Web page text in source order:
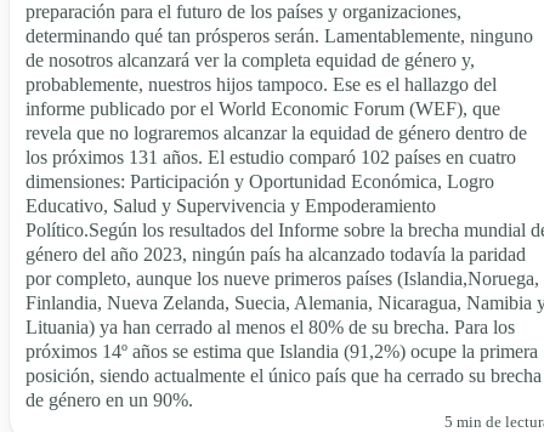
preparación para el futuro de los países y organizaciones,
determinando qué tan prósperos serán. Lamentablemente, ninguno
de nosotros alcanzará ver la completa equidad de género y,
probablemente, nuestros hijos tampoco. Ese es el hallazgo del
informe publicado por el World Economic Forum (WEF), que
revela que no lograremos alcanzar la equidad de género dentro de
los próximos 131 años. El estudio comparó 102 países en cuatro
dimensiones: Participación y Oportunidad Económica, Logro
Educativo, Salud y Supervivencia y Empoderamiento
Político.Según los resultados del Informe sobre la brecha mundial
género del año 2023, ningún país ha alcanzado todavía la paridad
por completo, aunque los nueve primeros países (Islandia,Noruega,
Finlandia, Nueva Zelanda, Suecia, Alemania, Nicaragua, Namibia
Lituania) ya han cerrado al menos el 80% de su brecha. Para los
próximos 14º años se estima que Islandia (91,2%) ocupe la primera
posición, siendo actualmente el único país que ha cerrado su brecha
de género en un 90%.
5 min de